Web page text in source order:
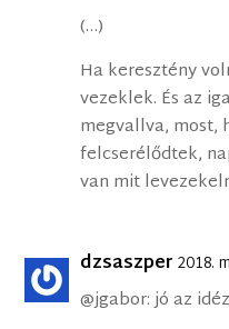
(…)
Ha keresztény
vezeklek. És az
megvallva, most,
felcserélődtek,
van mit
dzsaszper 2018.
@jgabor: jó az